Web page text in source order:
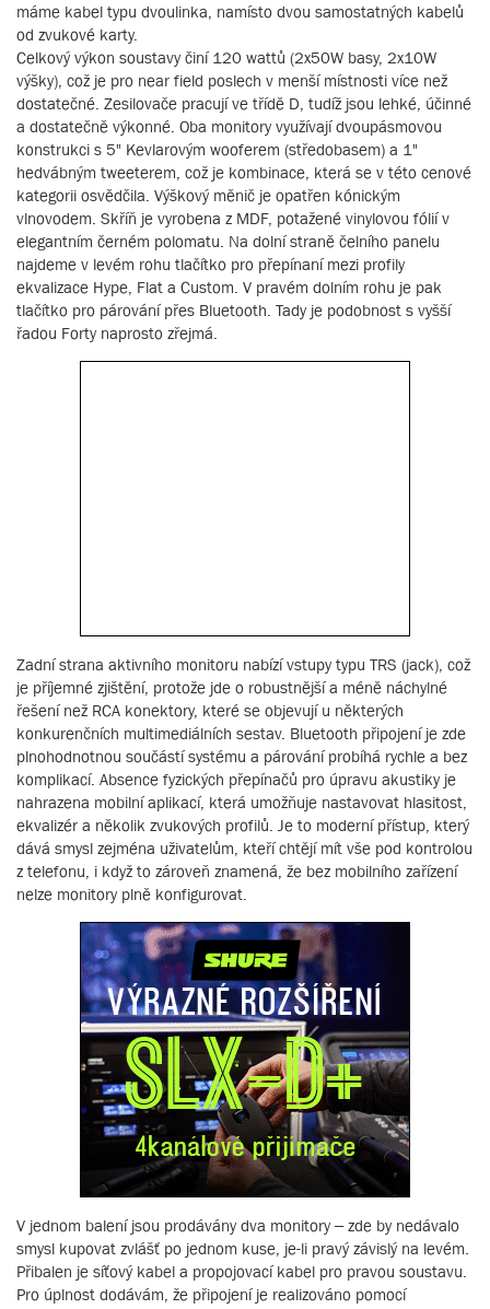
máme kabel typu dvoulinka, namísto dvou samostatných kabelů
od zvukové karty.
Celkový výkon soustavy činí 120 wattů (2x50W basy, 2x10W
výšky), což je pro near field poslech v menší místnosti více než
dostatečné. Zesilovače pracují ve třídě D, tudíž jsou lehké, účinné
a dostatečně výkonné. Oba monitory využívají dvoupásmovou
konstrukci s 5" Kevlarovým wooferem (středobasem) a 1"
hedvábným tweeterem, což je kombinace, která se v této cenové
kategorii osvědčila. Výškový měnič je opatřen kónickým
vlnovodem. Skříň je vyrobena z MDF, potažené vinylovou fólií v
elegantním černém polomatu. Na dolní straně čelního panelu
najdeme v levém rohu tlačítko pro přepínaní mezi profily
ekvalizace Hype, Flat a Custom. V pravém dolním rohu je pak
tlačítko pro párování přes Bluetooth. Tady je podobnost s vyšší
řadou Forty naprosto zřejmá.
Zadní strana aktivního monitoru nabízí vstupy typu TRS (jack), což
je příjemné zjištění, protože jde o robustnější a méně náchylné
řešení než RCA konektory, které se objevují u některých
konkurenčních multimediálních sestav. Bluetooth připojení je zde
plnohodnotnou součástí systému a párování probíhá rychle a bez
komplikací. Absence fyzických přepínačů pro úpravu akustiky je
nahrazena mobilní aplikací, která umožňuje nastavovat hlasitost,
ekvalizér a několik zvukových profilů. Je to moderní přístup, který
dává smysl zejména uživatelům, kteří chtějí mít vše pod kontrolou
z telefonu, i když to zároveň znamená, že bez mobilního zařízení
nelze monitory plně konfigurovat.
V jednom balení jsou prodávány dva monitory – zde by nedávalo
smysl kupovat zvlášť po jednom kuse, je-li pravý závislý na levém.
Přibalen je síťový kabel a propojovací kabel pro pravou soustavu.
Pro úplnost dodávám, že připojení je realizováno pomocí